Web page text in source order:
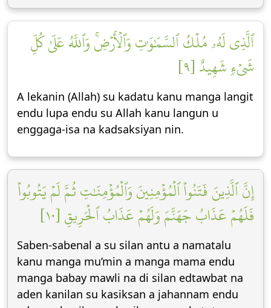
ٱلَّذِي لَهُۥ مُلۡكُ ٱلسَّمَٰوَٰتِ وَٱلۡأَرۡضِۚ وَٱللَّهُ عَلَىٰ كُلِّ
شَيۡءٖ شَهِيدٌ [٩]
A lekanin (Allah) su kadatu kanu manga langit
endu lupa endu su Allah kanu langun u
enggaga-isa na kadsaksiyan nin.
إِنَّ ٱلَّذِينَ فَتَنُواْ ٱلۡمُؤۡمِنِينَ وَٱلۡمُؤۡمِنَٰتِ ثُمَّ لَمۡ يَتُوبُواْ
فَلَهُمۡ عَذَابُ جَهَنَّمَ وَلَهُمۡ عَذَابُ ٱلۡحَرِيقِ [١٠]
Saben-sabenal a su silan antu a namatalu
kanu manga mu’min a manga mama endu
manga babay mawli na di silan edtawbat na
aden kanilan su kasiksan a jahannam endu